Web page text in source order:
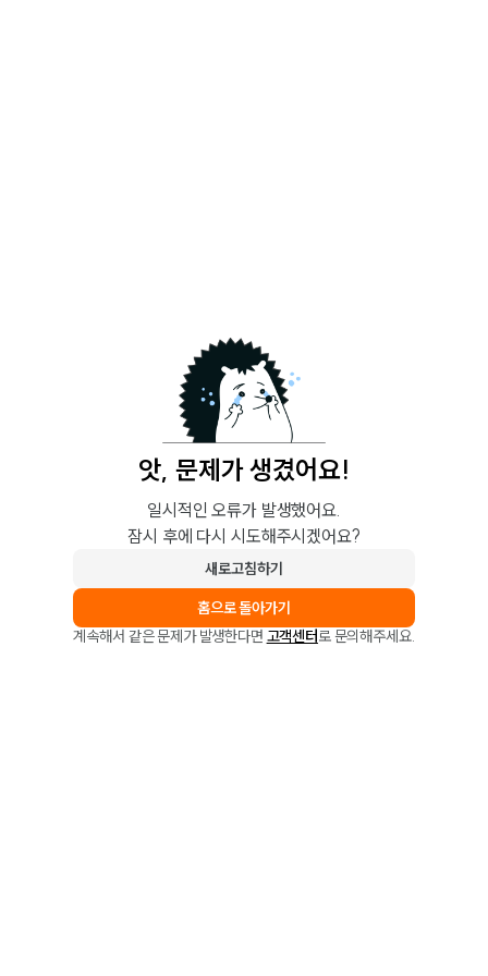
앗, 문제가 생겼어요!
일시적인 오류가 발생했어요.
잠시 후에 다시 시도해주시겠어요?
새로고침하기
홈으로 돌아가기
계속해서 같은 문제가 발생한다면 고객센터로 문의해주세요.